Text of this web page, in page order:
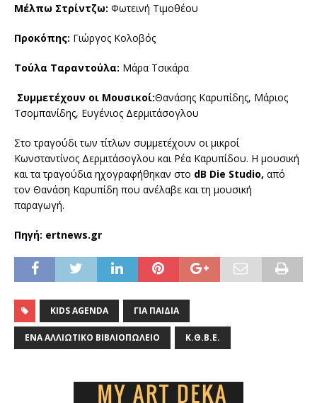
Μέλπω Στρίντζω: Φωτεινή Τιμοθέου
Προκόπης: Γιώργος Κολοβός
Τούλα Ταραντούλα: Μάρα Τσικάρα
Συμμετέχουν οι Μουσικοί:Θανάσης Καρυπίδης, Μάριος
Τσομπανίδης, Ευγένιος Δερμιτάσογλου
Στο τραγούδι των τίτλων συμμετέχουν οι μικροί
Κωνσταντίνος Δερμιτάσογλου και Ρέα Καρυπίδου. Η μουσική
και τα τραγούδια ηχογραφήθηκαν στο dB Die Studio, από
τον Θανάση Καρυπίδη που ανέλαβε και τη μουσική
παραγωγή.
Πηγή: ertnews.gr
KIDS AGENDA ΓΙΑ ΠΑΙΔΙΆ
ΈΝΑ ΑΛΛΙΏΤΙΚΟ ΒΙΒΛΙΟΠΩΛΕΊΟ Κ.Θ.Β.Ε.